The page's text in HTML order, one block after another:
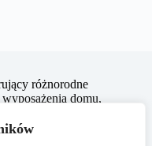
różnorodne
domu,
praktycznych
w